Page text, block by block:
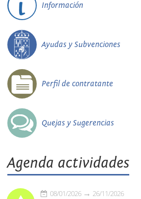
Información
Ayudas y Subvenciones
Perfil de contratante
Quejas y Sugerencias
Agenda actividades
08/01/2026 26/11/2026